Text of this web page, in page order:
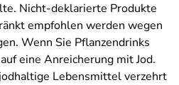
Nicht-deklarierte Produkte
empfohlen werden wegen
Wenn Sie Pflanzendrinks
eine Anreicherung mit Jod.
Lebensmittel verzehrt